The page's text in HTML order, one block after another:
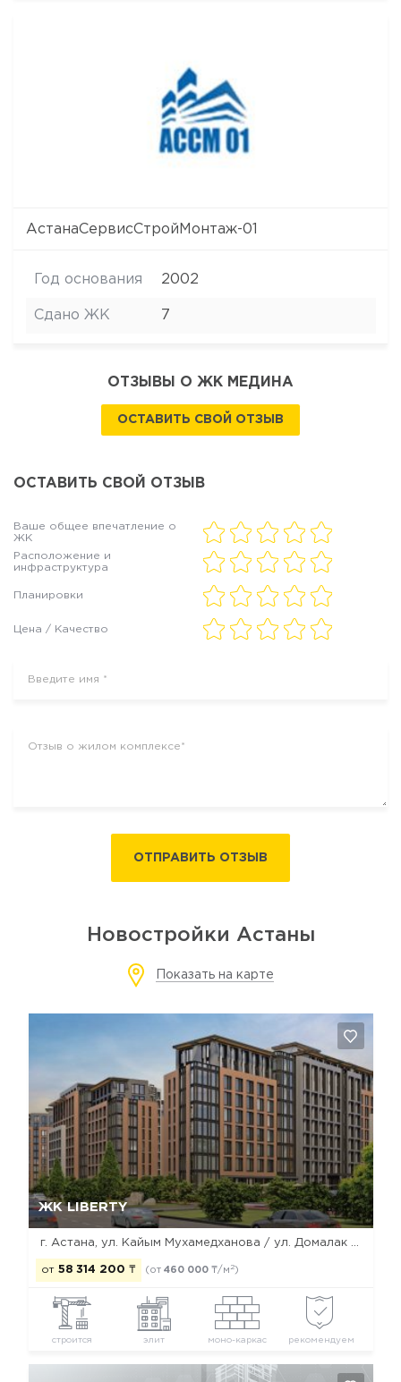
АстанаСервисСтройМонтаж-01
Год основания 2002
Сдано ЖК 7
ОТЗЫВЫ О ЖК МЕДИНА
ОСТАВИТЬ СВОЙ ОТЗЫВ
ОСТАВИТЬ СВОЙ ОТЗЫВ
Ваше общее впечатление о
ЖК
Расположение и
инфраструктура
Планировки
Цена / Качество
ОТПРАВИТЬ ОТЗЫВ
Новостройки Астаны
Показать на карте
ЖК LIBERTY
от 58 314 200 ₸ (от 460 000 ₸/м 2)
строится элит моно-каркас рекомендуем
Да, удалить Отмена